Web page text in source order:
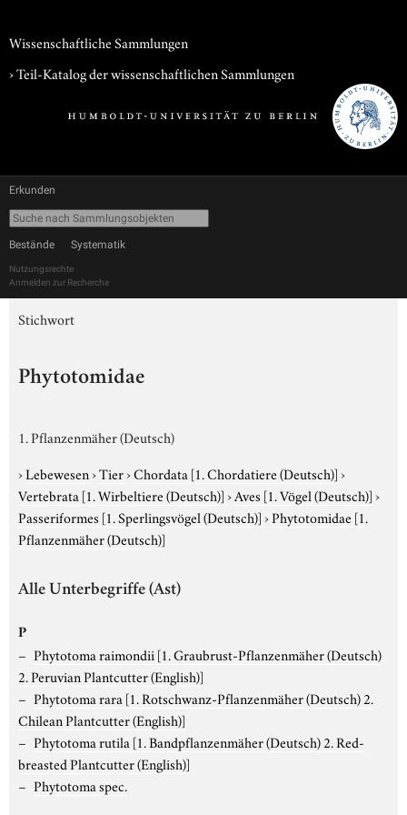
Wissenschaftliche Sammlungen
› Teil-Katalog der wissenschaftlichen Sammlungen
Erkunden
Bestände Systematik
Nutzungsrechte
Anmelden zur Recherche
Stichwort
Phytotomidae
1. Pflanzenmäher (Deutsch)
›Lebewesen›Tier›Chordata [1. Chordatiere (Deutsch)]›
Vertebrata [1. Wirbeltiere (Deutsch)]›Aves [1. Vögel (Deutsch)]›
Passeriformes [1. Sperlingsvögel (Deutsch)]›Phytotomidae [1.
Pflanzenmäher (Deutsch)]
Alle Unterbegriffe (Ast)
P
Phytotoma raimondii [1. Graubrust-Pflanzenmäher (Deutsch)
2. Peruvian Plantcutter (English)]
Phytotoma rara [1. Rotschwanz-Pflanzenmäher (Deutsch) 2.
Chilean Plantcutter (English)]
Phytotoma rutila [1. Bandpflanzenmäher (Deutsch) 2. Red-
breasted Plantcutter (English)]
Phytotoma spec.